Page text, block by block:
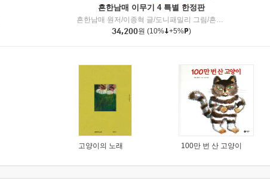
흔한남매 이무기 4 특별 한정판
흔한남매 원저/이종혁 글/도니패밀리 그림/흔한컴퍼니 감수
34,200원 (10% +5% )
고양이의 노래 100만 번 산 고양이